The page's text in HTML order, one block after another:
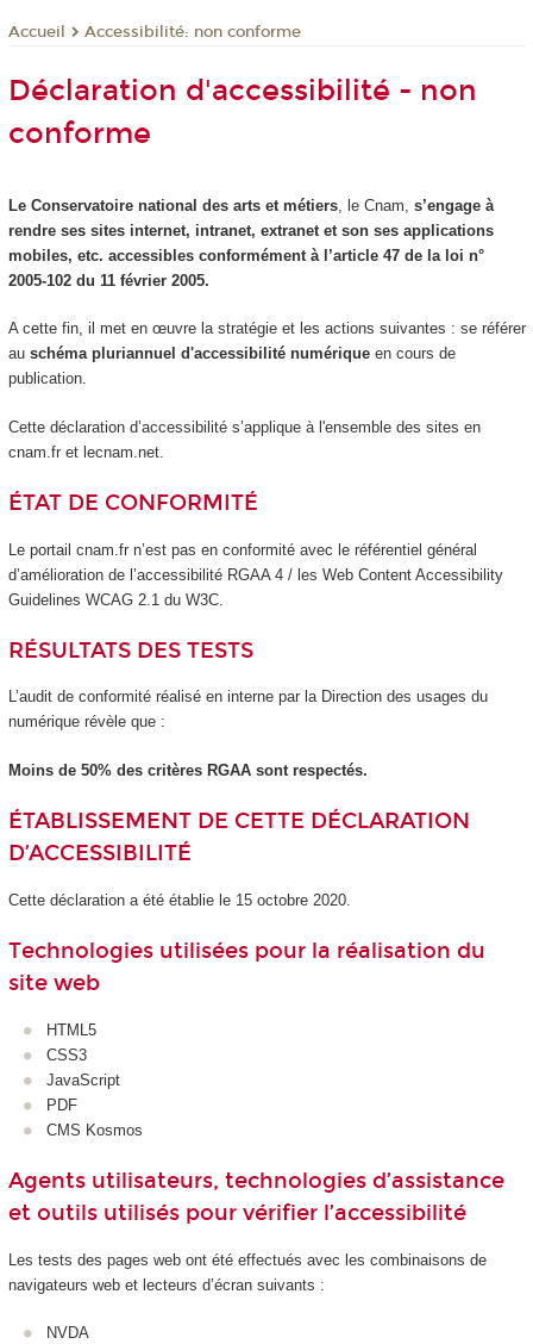
Accueil Accessibilité: non conforme
Déclaration d'accessibilité - non
conforme
Le Conservatoire national des arts et métiers, le Cnam, s’engage à
rendre ses sites internet, intranet, extranet et son ses applications
mobiles, etc. accessibles conformément à l’article 47 de la loi n°
2005-102 du 11 février 2005.
A cette fin, il met en œuvre la stratégie et les actions suivantes : se référer
au schéma pluriannuel d'accessibilité numériqueen cours de
publication.
Cette déclaration d’accessibilité s’applique à l'ensemble des sites en
cnam.fr et lecnam.net.
ÉTAT DE CONFORMITÉ
Le portail cnam.fr n’est pas en conformité avec le référentiel général
d’amélioration de l’accessibilité RGAA 4 / les Web Content Accessibility
Guidelines WCAG 2.1 du W3C.
RÉSULTATS DES TESTS
L’audit de conformité réalisé en interne par la Direction des usages du
numérique révèle que :
Moins de 50% des critères RGAA sont respectés.
ÉTABLISSEMENT DE CETTE DÉCLARATION
D’ACCESSIBILITÉ
Cette déclaration a été établie le 15 octobre 2020.
Technologies utilisées pour la réalisation du
site web
HTML5
CSS3
JavaScript
PDF
CMS Kosmos
Agents utilisateurs, technologies d’assistance
et outils utilisés pour vérifier l’accessibilité
Les tests des pages web ont été effectués avec les combinaisons de
navigateurs web et lecteurs d’écran suivants :
NVDA